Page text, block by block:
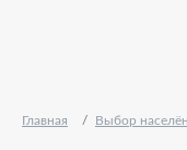
Главная Выбор